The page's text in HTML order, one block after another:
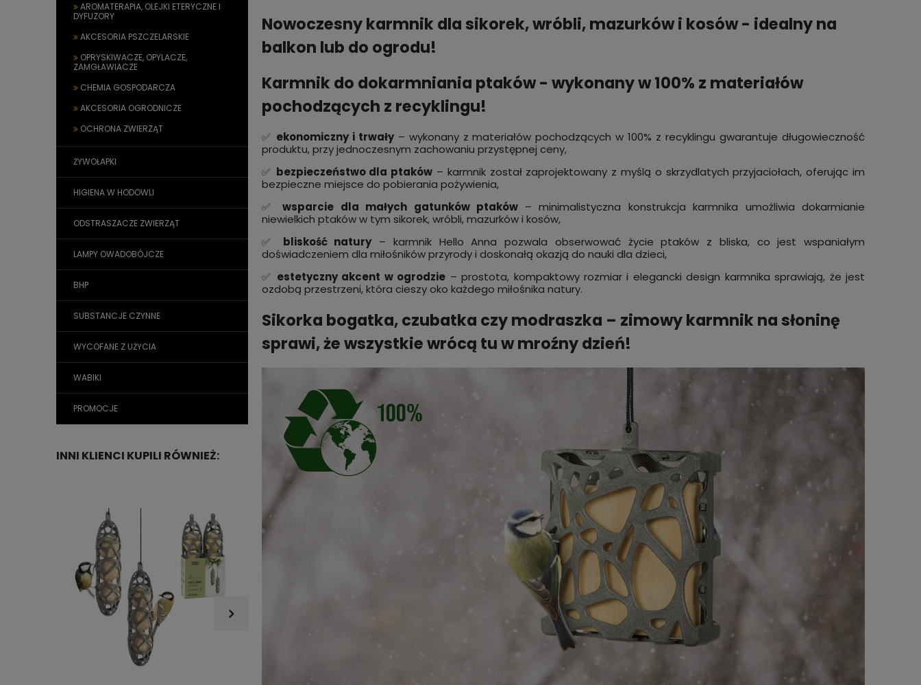
AROMATERAPIA, OLEJKI ETERYCZNE I
DYFUZORY
AKCESORIA PSZCZELARSKIE
OPRYSKIWACZE, OPYLACZE,
ZAMGŁAWIACZE
CHEMIA GOSPODARCZA
AKCESORIA OGRODNICZE
OCHRONA ZWIERZĄT
ŻYWOŁAPKI
HIGIENA W HODOWLI
ODSTRASZACZE ZWIERZĄT
LAMPY OWADOBÓJCZE
BHP
SUBSTANCJE CZYNNE
WYCOFANE Z UŻYCIA
WABIKI
PROMOCJE
INNI KLIENCI KUPILI RÓWNIEŻ:
Nowoczesny karmnik dla sikorek, wróbli, mazurków i kosów - idealny na
balkon lub do ogrodu!
Karmnik do dokarmniania ptaków - wykonany w 100% z materiałów
pochodzących z recyklingu!
✅ ekonomiczny i trwały– wykonany z materiałów pochodzących w 100% z recyklingu gwarantuje długowieczność
produktu, przy jednoczesnym zachowaniu przystępnej ceny,
✅ bezpieczeństwo dla ptaków – karmnik został zaprojektowany z myślą o skrzydlatych przyjaciołach, oferując im
bezpieczne miejsce do pobierania pożywienia,
✅ wsparcie dla małych gatunków ptaków – minimalistyczna konstrukcja karmnika umożliwia dokarmianie
niewielkich ptaków w tym sikorek, wróbli, mazurków i kosów,
✅ bliskość natury– karmnik Hello Anna pozwala obserwować życie ptaków z bliska, co jest wspaniałym
doświadczeniem dla miłośników przyrody i doskonałą okazją do nauki dla dzieci,
✅ estetyczny akcent w ogrodzie – prostota, kompaktowy rozmiar i elegancki design karmnika sprawiają, że jest
ozdobą przestrzeni, która cieszy oko każdego miłośnika natury.
Sikorka bogatka, czubatka czy modraszka – zimowy karmnik na słoninę
sprawi, że wszystkie wrócą tu w mroźny dzień!